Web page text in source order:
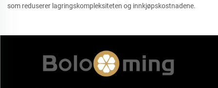
som reduserer lagringskompleksiteten og innkjøpskostnadene.